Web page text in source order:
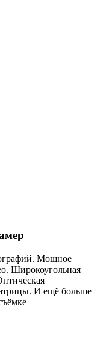
Мощное
Широкоугольная
И ещё больше